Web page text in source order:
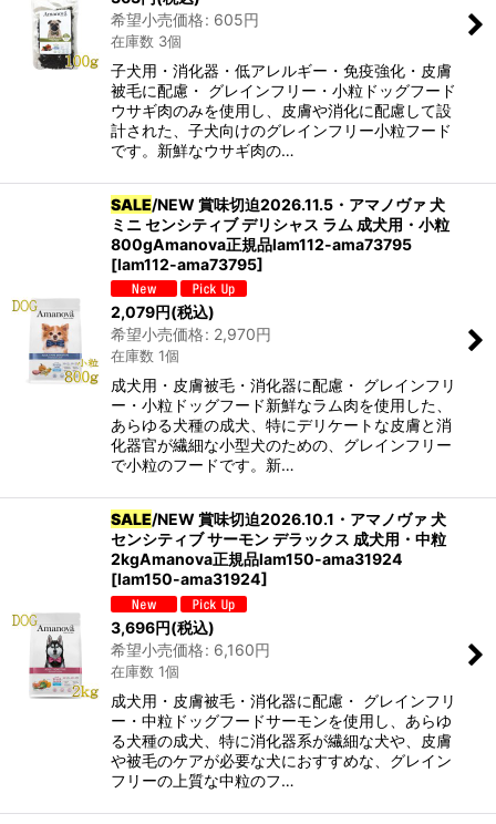
希望小売価格: 605円
在庫数 3個
子犬用・消化器・低アレルギー・免疫強化・皮膚
被毛に配慮・ グレインフリー・小粒ドッグフード
ウサギ肉のみを使用し、皮膚や消化に配慮して設
計された、子犬向けのグレインフリー小粒フード
です。新鮮なウサギ肉の…
SALE/NEW 賞味切迫2026.11.5・アマノヴァ 犬
ミニ センシティブ デリシャス ラム 成犬用・小粒
800gAmanova正規品lam112-ama73795
[lam112-ama73795]
2,079円(税込)
希望小売価格: 2,970円
在庫数 1個
成犬用・皮膚被毛・消化器に配慮・ グレインフリ
ー・小粒ドッグフード新鮮なラム肉を使用した、
あらゆる犬種の成犬、特にデリケートな皮膚と消
化器官が繊細な小型犬のための、グレインフリー
で小粒のフードです。新…
SALE/NEW 賞味切迫2026.10.1・アマノヴァ 犬
センシティブ サーモン デラックス 成犬用・中粒
2kgAmanova正規品lam150-ama31924
[lam150-ama31924]
3,696円(税込)
希望小売価格: 6,160円
在庫数 1個
成犬用・皮膚被毛・消化器に配慮・ グレインフリ
ー・中粒ドッグフードサーモンを使用し、あらゆ
る犬種の成犬、特に消化器系が繊細な犬や、皮膚
や被毛のケアが必要な犬におすすめな、グレイン
フリーの上質な中粒のフ…